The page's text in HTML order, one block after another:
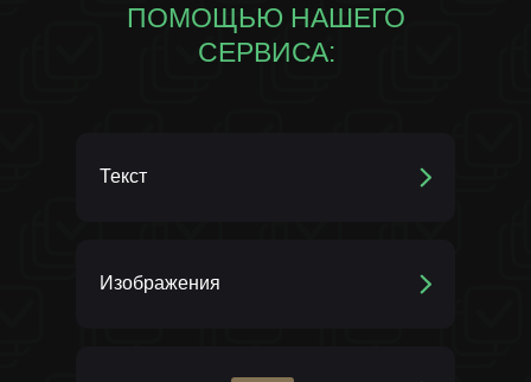
ПОМОЩЬЮ НАШЕГО
СЕРВИСА:
Текст
- Генерировать тексты
Изображения